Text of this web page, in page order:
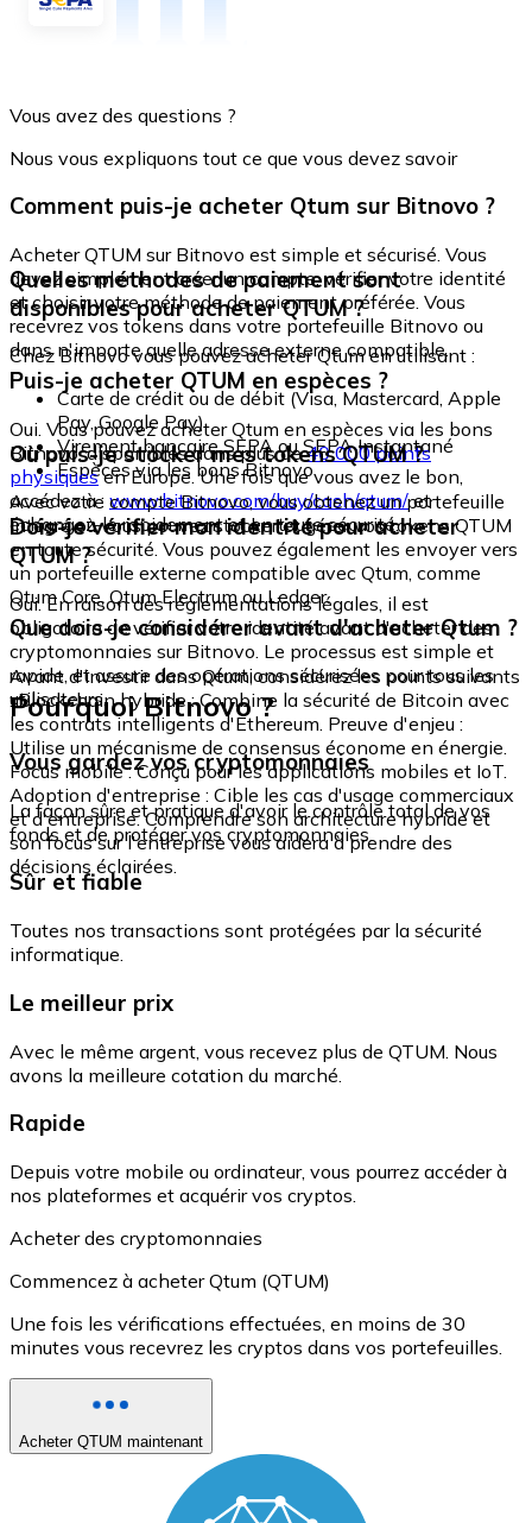
Vous avez des questions ?
Nous vous expliquons tout ce que vous devez savoir
Comment puis-je acheter Qtum sur Bitnovo ?
Acheter QTUM sur Bitnovo est simple et sécurisé. Vous
devez simplement créer un compte, vérifier votre identité
et choisir votre méthode de paiement préférée. Vous
recevrez vos tokens dans votre portefeuille Bitnovo ou
dans n'importe quelle adresse externe compatible.
Quelles méthodes de paiement sont
disponibles pour acheter QTUM ?
Chez Bitnovo vous pouvez acheter Qtum en utilisant :
Carte de crédit ou de débit (Visa, Mastercard, Apple
Pay, Google Pay)
Virement bancaire SEPA ou SEPA Instantané
Espèces via les bons Bitnovo
Puis-je acheter QTUM en espèces ?
Oui. Vous pouvez acheter Qtum en espèces via les bons
Bitnovo, disponibles dans plus de40 000 points
physiquesen Europe. Une fois que vous avez le bon,
accédez à : www.bitnovo.com/buy/cash/qtum/et
échangez-le rapidement et en toute sécurité.
Où puis-je stocker mes tokens QTUM ?
Avec votre compte Bitnovo, vous obtenez un portefeuille
intégré où vous pouvez stocker et gérer vos tokens QTUM
en toute sécurité. Vous pouvez également les envoyer vers
un portefeuille externe compatible avec Qtum, comme
Qtum Core, Qtum Electrum ou Ledger.
Dois-je vérifier mon identité pour acheter
QTUM ?
Oui. En raison des réglementations légales, il est
obligatoire de vérifier votre identité avant d'acheter des
cryptomonnaies sur Bitnovo. Le processus est simple et
rapide, et assure des opérations sécurisées pour tous les
utilisateurs.
Que dois-je considérer avant d'acheter Qtum ?
Avant d'investir dans Qtum, considérez les points suivants
: Blockchain hybride : Combine la sécurité de Bitcoin avec
les contrats intelligents d'Ethereum. Preuve d'enjeu :
Utilise un mécanisme de consensus économe en énergie.
Focus mobile : Conçu pour les applications mobiles et IoT.
Adoption d'entreprise : Cible les cas d'usage commerciaux
et d'entreprise. Comprendre son architecture hybride et
son focus sur l'entreprise vous aidera à prendre des
décisions éclairées.
Pourquoi Bitnovo ?
Vous gardez vos cryptomonnaies
La façon sûre et pratique d'avoir le contrôle total de vos
fonds et de protéger vos cryptomonnaies.
Sûr et fiable
Toutes nos transactions sont protégées par la sécurité
informatique.
Le meilleur prix
Avec le même argent, vous recevez plus de QTUM. Nous
avons la meilleure cotation du marché.
Rapide
Depuis votre mobile ou ordinateur, vous pourrez accéder à
nos plateformes et acquérir vos cryptos.
Acheter des cryptomonnaies
Commencez à acheter Qtum (QTUM)
Une fois les vérifications effectuées, en moins de 30
minutes vous recevrez les cryptos dans vos portefeuilles.
Acheter QTUM maintenant